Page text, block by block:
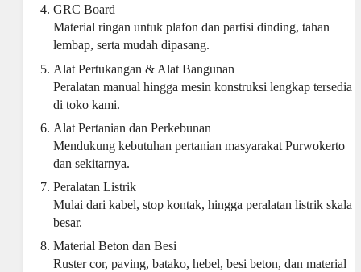
GRC Board
Material ringanuntuk plafon dan partisi dinding, tahan
lembap, serta mudah dipasang.
Alat Pertukangan & Alat Bangunan
Peralatan manual hingga mesin konstruksi lengkap tersedia
di toko kami.
Alat Pertanian dan Perkebunan
Mendukung kebutuhan pertanian masyarakat Purwokerto
dan sekitarnya.
Peralatan Listrik
Mulai dari kabel, stop kontak, hingga peralatan listrik skala
besar.
Material Beton dan Besi
Ruster cor, paving, batako, hebel, besi beton, dan material